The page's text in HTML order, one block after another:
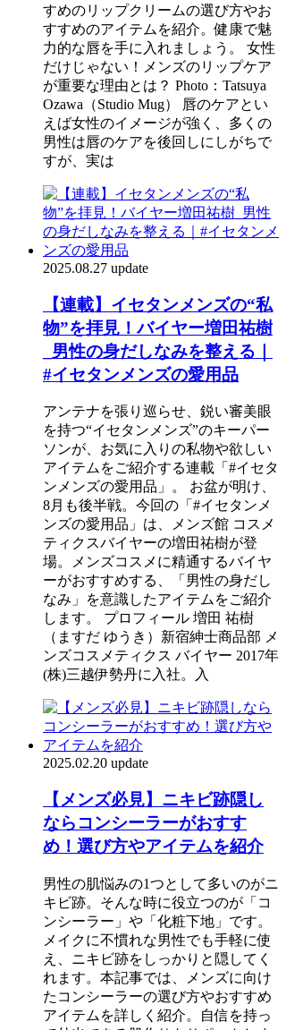
すめのリップクリームの選び方やお
すすめのアイテムを紹介。健康で魅
力的な唇を手に入れましょう。 女性
だけじゃない！メンズのリップケア
が重要な理由とは？ Photo：Tatsuya
Ozawa（Studio Mug） 唇のケアとい
えば女性のイメージが強く、多くの
男性は唇のケアを後回しにしがちで
すが、実は
2025.08.27 update
【連載】イセタンメンズの“私
物”を拝見！バイヤー増田祐樹
_男性の身だしなみを整える｜
#イセタンメンズの愛用品
アンテナを張り巡らせ、鋭い審美眼
を持つ“イセタンメンズ”のキーパー
ソンが、お気に入りの私物や欲しい
アイテムをご紹介する連載「#イセタ
ンメンズの愛用品」。 お盆が明け、
8月も後半戦。今回の「#イセタンメ
ンズの愛用品」は、メンズ館 コスメ
ティクスバイヤーの増田祐樹が登
場。メンズコスメに精通するバイヤ
ーがおすすめする、「男性の身だし
なみ」を意識したアイテムをご紹介
します。 プロフィール 増田 祐樹
（ますだ ゆうき）新宿紳士商品部 メ
ンズコスメティクス バイヤー 2017年
(株)三越伊勢丹に入社。入
2025.02.20 update
【メンズ必見】ニキビ跡隠し
ならコンシーラーがおすす
め！選び方やアイテムを紹介
男性の肌悩みの1つとして多いのがニ
キビ跡。そんな時に役立つのが「コ
ンシーラー」や「化粧下地」です。
メイクに不慣れな男性でも手軽に使
え、ニキビ跡をしっかりと隠してく
れます。本記事では、メンズに向け
たコンシーラーの選び方やおすすめ
アイテムを詳しく紹介。自信を持っ